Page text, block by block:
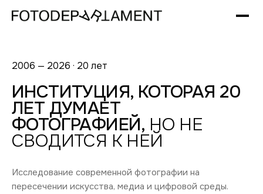
2006 — 2026 · 20 лет
ИНСТИТУЦИЯ, КОТОРАЯ 20
ЛЕТ ДУМАЕТ
ФОТОГРАФИЕЙ, НО НЕ
СВОДИТСЯ К НЕЙ
Исследование современной фотографии на
пересечении искусства, медиа и цифровой среды.